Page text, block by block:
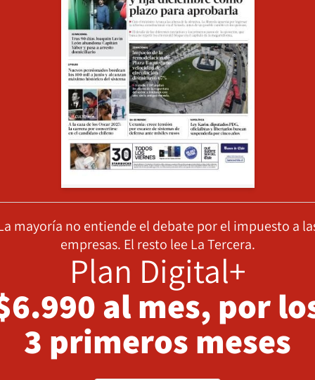
mayoría no entiende el debate por el impuesto a
empresas. El resto lee La Tercera.
Plan Digital+
al mes, por
3 primeros meses